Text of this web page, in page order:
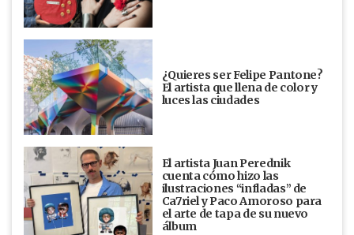
¿Quieres ser Felipe Pantone?
El artista que llena de color y
luces las ciudades
El artista Juan Perednik
cuenta cómo hizo las
ilustraciones “infladas” de
Ca7riel y Paco Amoroso para
el arte de tapa de su nuevo
álbum